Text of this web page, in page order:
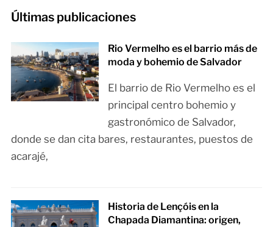
Últimas publicaciones
Rio Vermelho es el barrio más de
moda y bohemio de Salvador
El barrio de Rio Vermelho es el
principal centro bohemio y
gastronómico de Salvador,
donde se dan cita bares, restaurantes, puestos de
acarajé,
Historia de Lençóis en la
Chapada Diamantina: origen,